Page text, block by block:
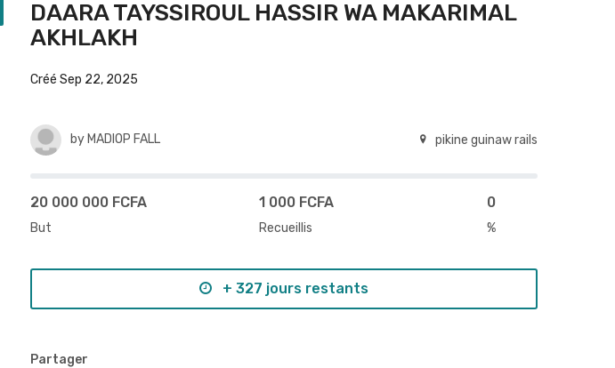
DAARA TAYSSIROUL HASSIR WA MAKARIMAL
AKHLAKH
Créé Sep 22, 2025
by MADIOP FALL pikine guinaw rails
20 000 000 FCFA
But
1 000 FCFA
Recueillis
0
%
+ 327 jours restants
Partager